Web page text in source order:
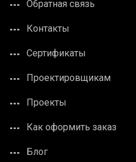
Обратная связь
Контакты
Сертификаты
Проектировщикам
Проекты
Как оформить заказ
Блог